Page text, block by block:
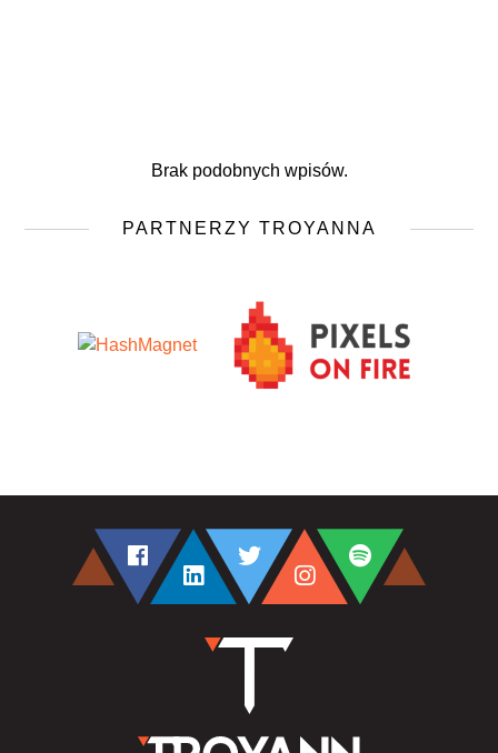
Brak podobnych wpisów.
PARTNERZY TROYANNA